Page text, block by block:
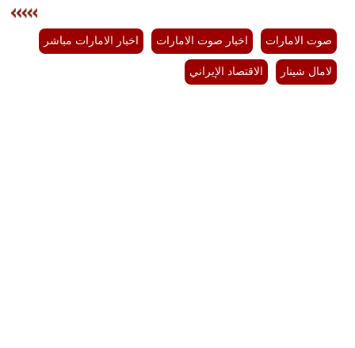
صوت الامارات اخبار صوت الامارات اخبار الامارات مباشر
لامال شينار الاقتصاد الإيراني